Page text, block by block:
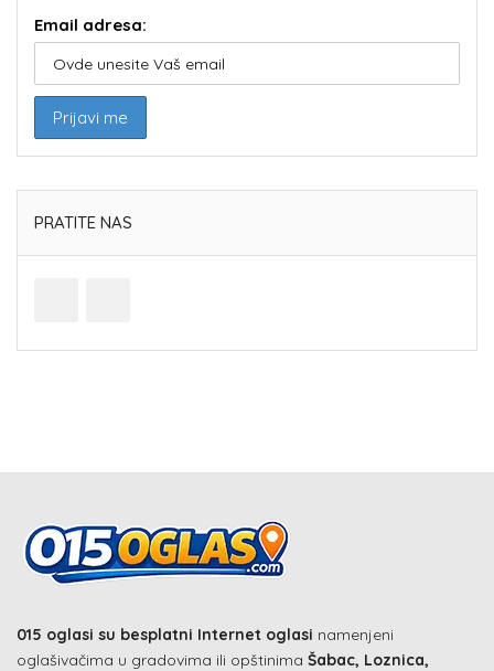
Email adresa:
PRATITE NAS
015 oglasi su besplatni Internet oglasi namenjeni
oglašivačima u gradovima ili opštinima Šabac, Loznica,